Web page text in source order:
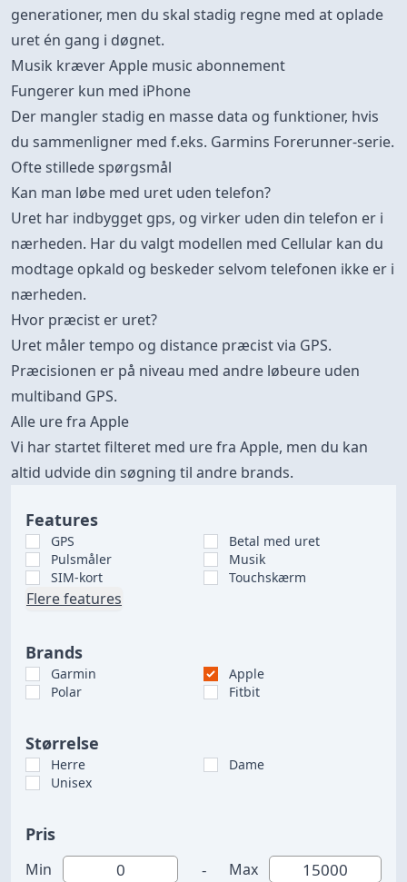
generationer, men du skal stadig regne med at oplade
uret én gang i døgnet.
Musik kræver Apple music abonnement
Fungerer kun med iPhone
Der mangler stadig en masse data og funktioner, hvis
du sammenligner med f.eks. Garmins Forerunner-serie.
Ofte stillede spørgsmål
Kan man løbe med uret uden telefon?
Uret har indbygget gps, og virker uden din telefon er i
nærheden. Har du valgt modellen med Cellular kan du
modtage opkald og beskeder selvom telefonen ikke er i
nærheden.
Hvor præcist er uret?
Uret måler tempo og distance præcist via GPS.
Præcisionen er på niveau med andre løbeure uden
multiband GPS.
Alle ure fra Apple
Vi har startet filteret med ure fra Apple, men du kan
altid udvide din søgning til andre brands.
Features
GPS
Betal med uret
Pulsmåler
Musik
SIM-kort
Touchskærm
Flere features
Brands
Garmin
Apple
Polar
Fitbit
Størrelse
Herre
Dame
Unisex
Pris
Min - Max